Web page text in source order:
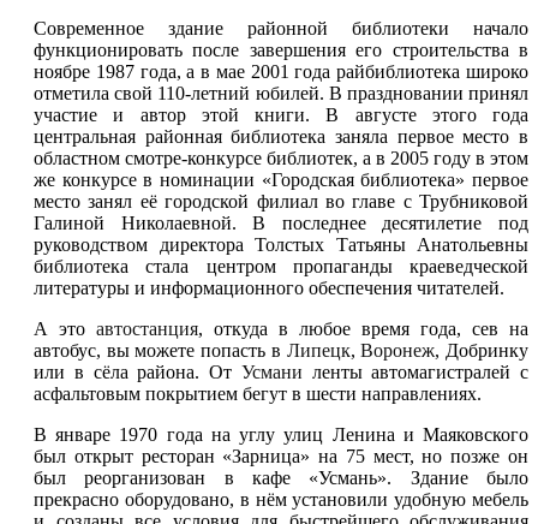
Современное здание районной библиотеки начало
функционировать после завершения его строительства в
ноябре 1987 года, а в мае 2001 года райбиблиотека широко
отметила свой 110-летний юбилей. В праздновании принял
участие и автор этой книги. В августе этого года
центральная районная библиотека заняла первое место в
областном смотре-конкурсе библиотек, а в 2005 году в этом
же конкурсе в номинации «Городская библиотека» первое
место занял её городской филиал во главе с Трубниковой
Галиной Николаевной. В последнее десятилетие под
руководством директора Толстых Татьяны Анатольевны
библиотека стала центром пропаганды краеведческой
литературы и информационного обеспечения читателей.
А это автостанция, откуда в любое время года, сев на
автобус, вы можете попасть в Липецк,Воронеж, Добринку
или в сёла района. От Усмани ленты автомагистралей с
асфальтовым покрытием бегут в шести направлениях.
В январе 1970 года на углу улиц Ленина и Маяковского
был открыт ресторан «Зарница» на 75 мест, но позже он
был реорганизован в кафе «Усмань». Здание было
прекрасно оборудовано, в нём установили удобную мебель